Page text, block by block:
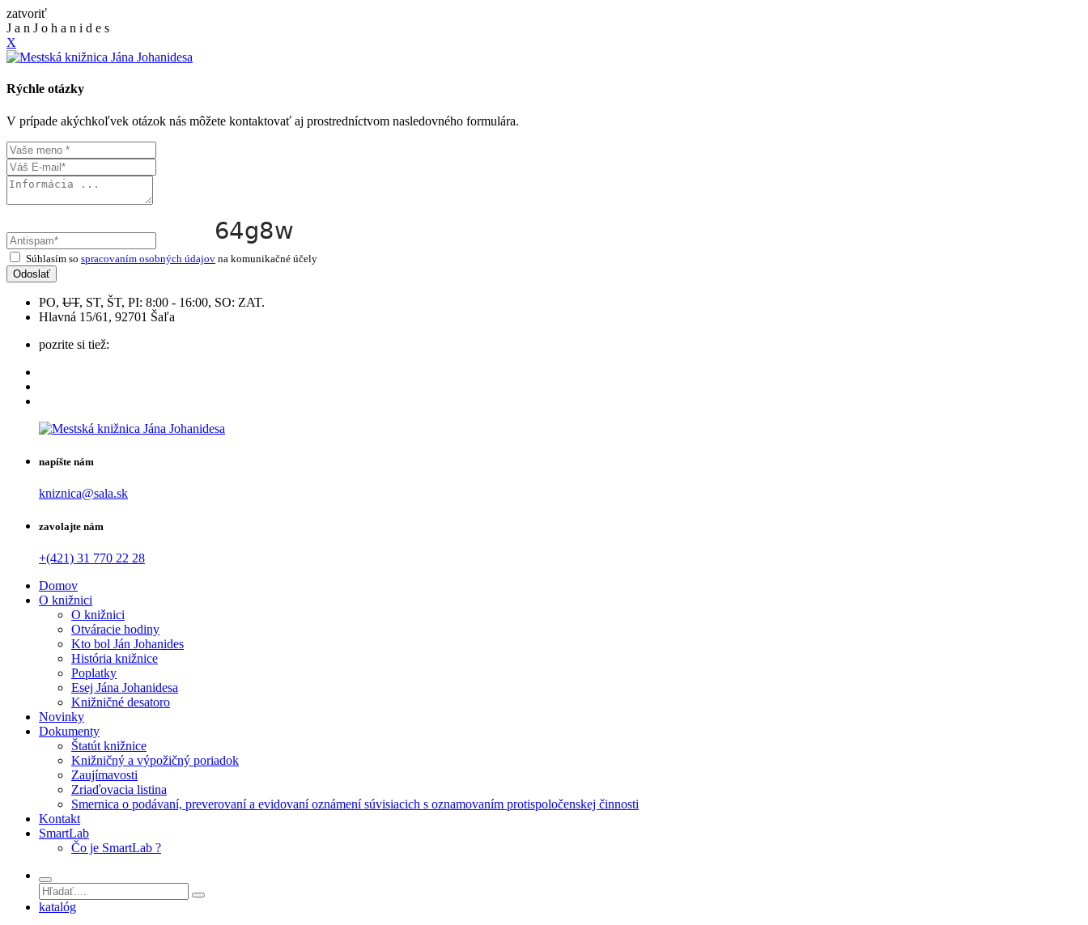
zatvoriť
J a n J o h a n i d e s
X
Rýchle otázky
V prípade akýchkoľvek otázok nás môžete kontaktovať aj prostredníctvom nasledovného formulára.
Súhlasím so spracovaním osobných údajov na komunikačné účely
Odoslať
PO, UT, ST, ŠT, PI: 8:00 - 16:00, SO: ZAT.
Hlavná 15/61, 92701 Šaľa
pozrite si tiež:
napíšte nám
kniznica@sala.sk
zavolajte nám
+(421) 31 770 22 28
Domov
O knižnici
O knižnici
Otváracie hodiny
Kto bol Ján Johanides
História knižnice
Poplatky
Esej Jána Johanidesa
Knižničné desatoro
Novinky
Dokumenty
Štatút knižnice
Knižničný a výpožičný poriadok
Zaujímavosti
Zriaďovacia listina
Smernica o podávaní, preverovaní a evidovaní oznámení súvisiacich s oznamovaním protispoločenskej činnosti
Kontakt
SmartLab
Čo je SmartLab ?
katalóg